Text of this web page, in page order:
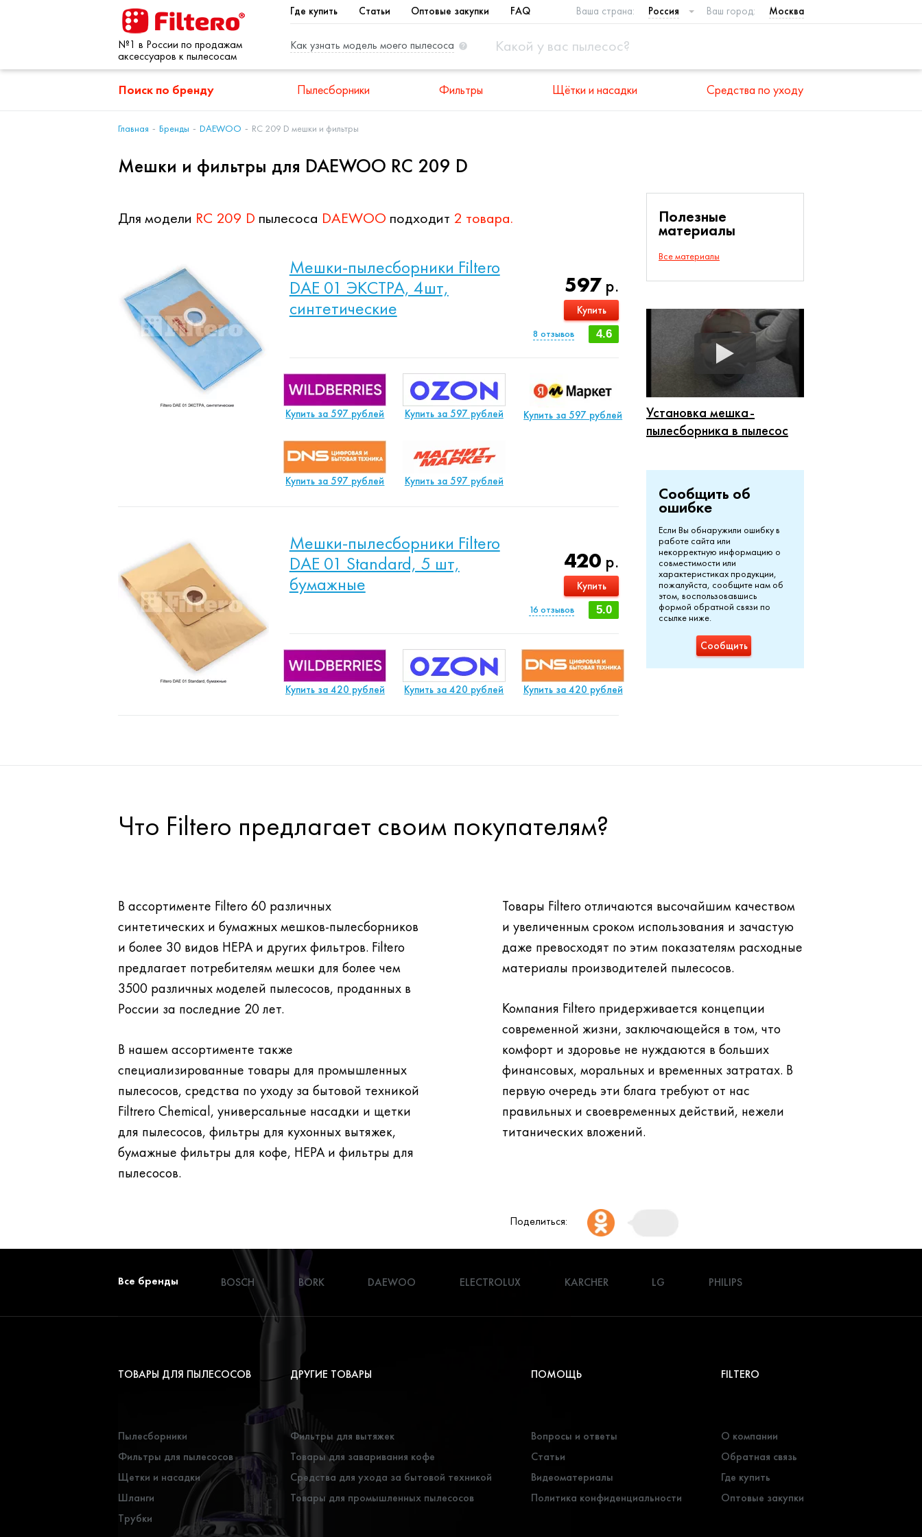
№1 в России по продажам
аксессуаров к пылесосам
Где купить Статьи Оптовые закупки FAQ Ваша страна: Россия Ваш город: Москва
Как узнать модель моего пылесоса
Поиск по бренду Пылесборники Фильтры Щётки и насадки Средства по уходу
Главная Бренды DAEWOO RC 209 D мешки и фильтры
Мешки и фильтры для DAEWOO RC 209 D
Полезные
материалы
Все материалы
Установка мешка-
пылесборника в пылесос
Сообщить об
ошибке
Если Вы обнаружили ошибку в
работе сайта или
некорректную информацию о
совместимости или
характеристиках продукции,
пожалуйста, сообщите нам об
этом, воспользовавшись
формой обратной связи по
ссылке ниже.
Сообщить
Для модели RC 209 D пылесоса DAEWOO подходит 2 товара.
Мешки-пылесборники Filtero
DAE 01 ЭКСТРА, 4шт,
синтетические
597р.
Купить
4.6
8 отзывов
Купить за 597 рублей Купить за 597 рублей Купить за 597 рублей
Купить за 597 рублей Купить за 597 рублей
Мешки-пылесборники Filtero
DAE 01 Standard, 5 шт,
бумажные
420 р.
Купить
5.0
16 отзывов
Купить за 420 рублей Купить за 420 рублей Купить за 420 рублей
Что Filtero предлагает своим покупателям?
В ассортименте Filtero 60 различных
синтетических и бумажных мешков-пылесборников
и более 30 видов НЕРА и других фильтров. Filtero
предлагает потребителям мешки для более чем
3500 различных моделей пылесосов, проданных в
России за последние 20 лет.
В нашем ассортименте также
специализированные товары для промышленных
пылесосов, средства по уходу за бытовой техникой
Filtrero Chemical, универсальные насадки и щетки
для пылесосов, фильтры для кухонных вытяжек,
бумажные фильтры для кофе, HEPA и фильтры для
пылесосов.
Товары Filtero отличаются высочайшим качеством
и увеличенным сроком использования и зачастую
даже превосходят по этим показателям расходные
материалы производителей пылесосов.
Компания Filtero придерживается концепции
современной жизни, заключающейся в том, что
комфорт и здоровье не нуждаются в больших
финансовых, моральных и временных затратах. В
первую очередь эти блага требуют от нас
правильных и своевременных действий, нежели
титанических вложений.
Поделиться:
Все бренды BOSCH BORK DAEWOO ELECTROLUX KARCHER LG PHILIPS
ТОВАРЫ ДЛЯ ПЫЛЕСОСОВ
Пылесборники
Фильтры для пылесосов
Щетки и насадки
Шланги
Трубки
ДРУГИЕ ТОВАРЫ
Фильтры для вытяжек
Товары для заваривания кофе
Средства для ухода за бытовой техникой
Товары для промышленных пылесосов
ПОМОЩЬ
Вопросы и ответы
Статьи
Видеоматериалы
Политика конфиденциальности
FILTERO
О компании
Обратная связь
Где купить
Оптовые закупки